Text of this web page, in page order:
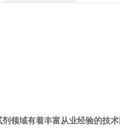
领域有着丰富从业经验的技